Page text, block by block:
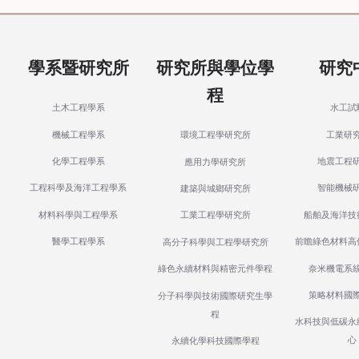
學系暨研究所
土木工程學系
機械工程學系
化學工程學系
工程科學及海洋工程學系
材料科學與工程學系
醫學工程學系
研究所與學位學
程
環境工程學研究所
應用力學研究所
建築與城鄉研究所
工業工程學研究所
高分子科學與工程學研究所
綠色永續材料與精密元件學程
分子科學與技術國際研究生學
程
永續化學科技國際學程
研究
水工試
工業研
地震工程
智能機械
船舶及海洋
前瞻綠色材料
奈米機電系
策略材料國
水科技與低碳
心